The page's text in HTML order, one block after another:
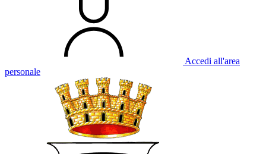
Accedi all'area
personale